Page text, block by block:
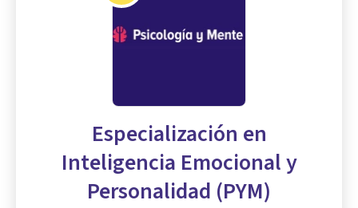
Especialización en
Inteligencia Emocional y
Personalidad (PYM)